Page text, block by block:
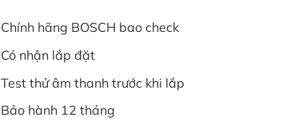
Chính hãng BOSCH bao check
Có nhận lắp đặt
Test thử âm thanh trước khi lắp
Bảo hành 12 tháng